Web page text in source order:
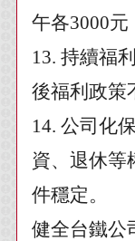
午各3000元
13.持續福
後福利政策
14.公司化
資、退休等
件穩定。
健全台鐵公